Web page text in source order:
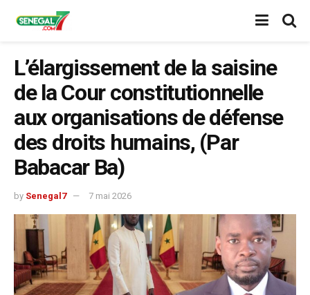
L’élargissement de la saisine
de la Cour constitutionnelle
aux organisations de défense
des droits humains, (Par
Babacar Ba)
by Senegal7 7 mai 2026